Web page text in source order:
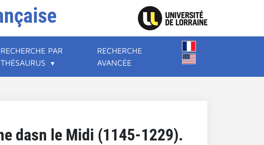
RECHERCHE PAR
THÉSAURUS
RECHERCHE
AVANCÉE
dasn le Midi (1145-1229).